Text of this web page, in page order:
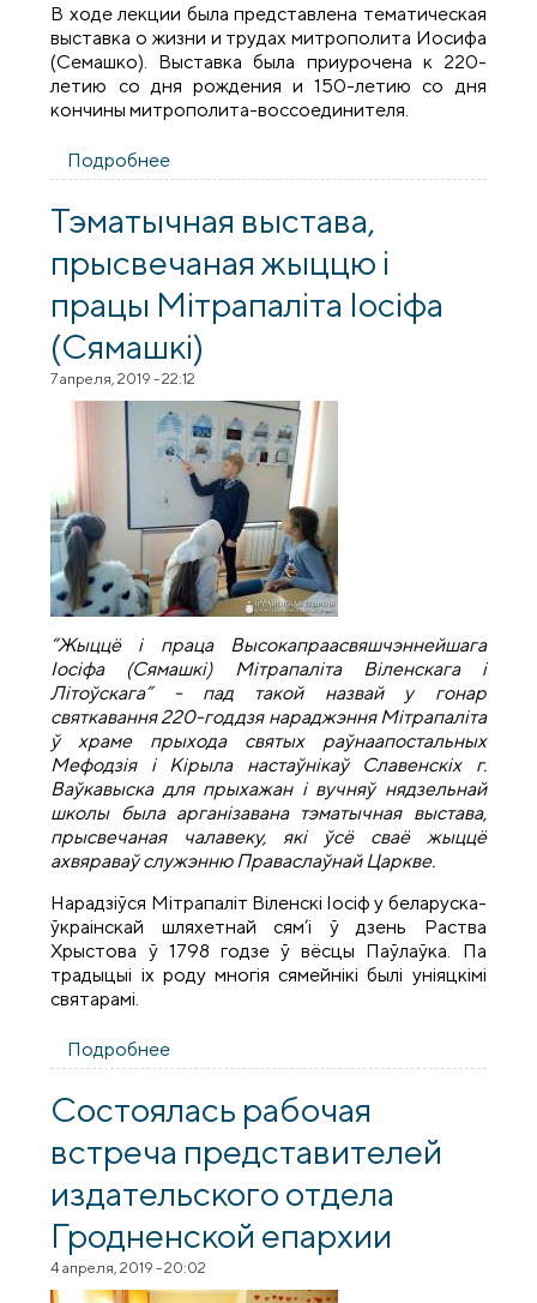
В ходе лекции была представлена тематическая
выставка о жизни и трудах митрополита Иосифа
(Семашко). Выставка была приурочена к 220-
летию со дня рождения и 150-летию со дня
кончины митрополита-воссоединителя.
Подробнее
Россь прошла лекция, посвященная
Виленского Иосифа (Семашко)
Тэматычная выстава,
прысвечаная жыццю і
працы Мітрапаліта Іосіфа
(Сямашкі)
7 апреля, 2019 - 22:12
“Жыццё і праца Высокапраасвяшчэннейшага
Іосіфа (Сямашкі) Мітрапаліта Віленскага і
Літоўскага” - пад такой назвай у гонар
святкавання 220-годдзя нараджэння Мітрапаліта
ў храме прыхода святых раўнаапостальных
Мефодзія і Кірыла настаўнікаў Славенскіх г.
Ваўкавыска для прыхажан і вучняў нядзельнай
школы была арганізавана тэматычная выстава,
прысвечаная чалавеку, які ўсё сваё жыццё
ахвяраваў служэннюПраваслаўнай Царкве.
Нарадзіўся Мітрапаліт Віленскі Іосіф у беларуска-
ўкраінскай шляхетнай сям’і ў дзень Раства
Хрыстова ў 1798 годзе ў вёсцы Паўлаўка. Па
традыцыі іх роду многія сямейнікі былі уніяцкімі
святарамі.
Подробнее
жыццю і працы Мітрапаліта Іосіфа
Состоялась рабочая
встреча представителей
издательского отдела
Гродненской епархии
4 апреля, 2019 - 20:02